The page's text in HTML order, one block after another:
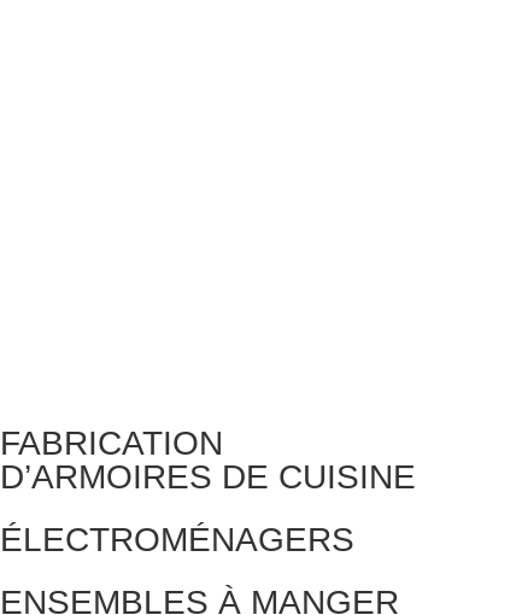
FABRICATION
D’ARMOIRES DE CUISINE
ÉLECTROMÉNAGERS
ENSEMBLES À MANGER